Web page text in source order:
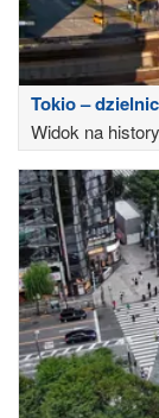
Tokio –
Widok na